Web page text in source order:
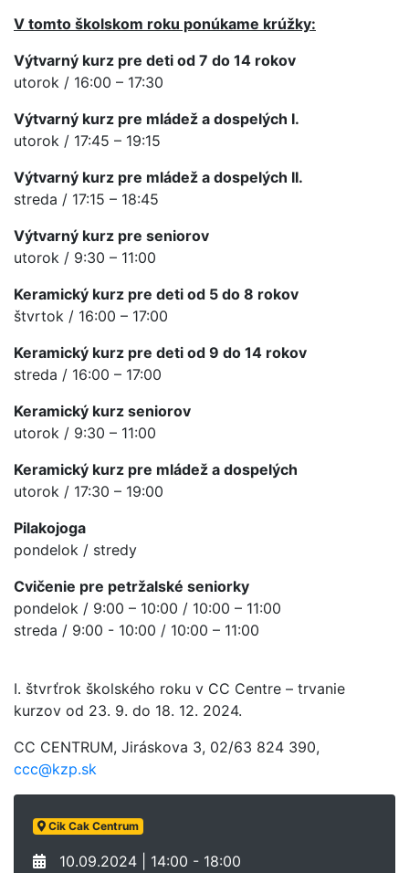
V tomto školskom roku ponúkame krúžky:
Výtvarný kurz pre deti od 7 do 14 rokov
utorok / 16:00 – 17:30
Výtvarný kurz pre mládež a dospelých I.
utorok / 17:45 – 19:15
Výtvarný kurz pre mládež a dospelých II.
streda / 17:15 – 18:45
Výtvarný kurz pre seniorov
utorok / 9:30 – 11:00
Keramický kurz pre deti od 5 do 8 rokov
štvrtok / 16:00 – 17:00
Keramický kurz pre deti od 9 do 14 rokov
streda / 16:00 – 17:00
Keramický kurz seniorov
utorok / 9:30 – 11:00
Keramický kurz pre mládež a dospelých
utorok / 17:30 – 19:00
Pilakojoga
pondelok / stredy
Cvičenie pre petržalské seniorky
pondelok / 9:00 – 10:00 / 10:00 – 11:00
streda / 9:00 - 10:00 / 10:00 – 11:00
I. štvrťrok školského roku v CC Centre – trvanie
kurzov od 23. 9. do 18. 12. 2024.
CC CENTRUM, Jiráskova 3, 02/63 824 390,
ccc@kzp.sk
Cik Cak Centrum
10.09.2024 | 14:00 - 18:00